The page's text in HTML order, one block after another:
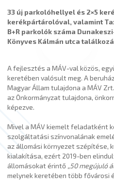
33 új parkolóhellyel és 2×5
kerékpártárolóval, valamint
B+R parkolók száma
Könyves Kálmán utca
A fejlesztés a MÁV-val közös,
keretében valósult meg. A
Magyar Állam tulajdona a MÁV
az Önkormányzat tulajdona,
képezve.
Mivel a MÁV kiemelt feladatként
szolgáltatási színvonalának
az állomási környezet szépítése,
kialakítása, ezért 2019-ben
állomásokat érintő „50 megújuló
melynek keretében több fővárosi